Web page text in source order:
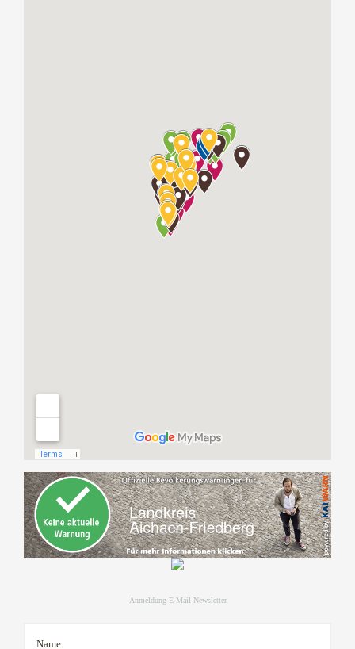
Anmeldung E-Mail Newsletter